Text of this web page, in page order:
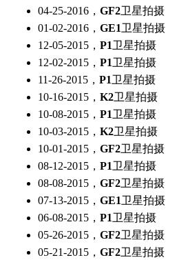
04-25-2016， GF2卫星拍摄
01-02-2016， GE1卫星拍摄
12-05-2015， P1卫星拍摄
12-02-2015， P1卫星拍摄
11-26-2015， P1卫星拍摄
10-16-2015， K2卫星拍摄
10-08-2015， P1卫星拍摄
10-03-2015， K2卫星拍摄
10-01-2015， GF2卫星拍摄
08-12-2015， P1卫星拍摄
08-08-2015， GF2卫星拍摄
07-13-2015， GE1卫星拍摄
06-08-2015， P1卫星拍摄
05-26-2015， GF2卫星拍摄
05-21-2015， GF2卫星拍摄